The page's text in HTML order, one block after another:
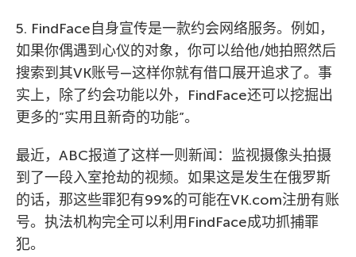
5. FindFace自身宣传是一款约会网络服务。例如，
如果你偶遇到心仪的对象，你可以给他/她拍照然后
搜索到其VK账号—这样你就有借口展开追求了。事
实上，除了约会功能以外，FindFace还可以挖掘出
更多的”实用且新奇的功能”。
最近，ABC报道了这样一则新闻：监视摄像头拍摄
到了一段入室抢劫的视频。如果这是发生在俄罗斯
的话，那这些罪犯有99%的可能在VK.com注册有账
号。执法机构完全可以利用FindFace成功抓捕罪
犯。